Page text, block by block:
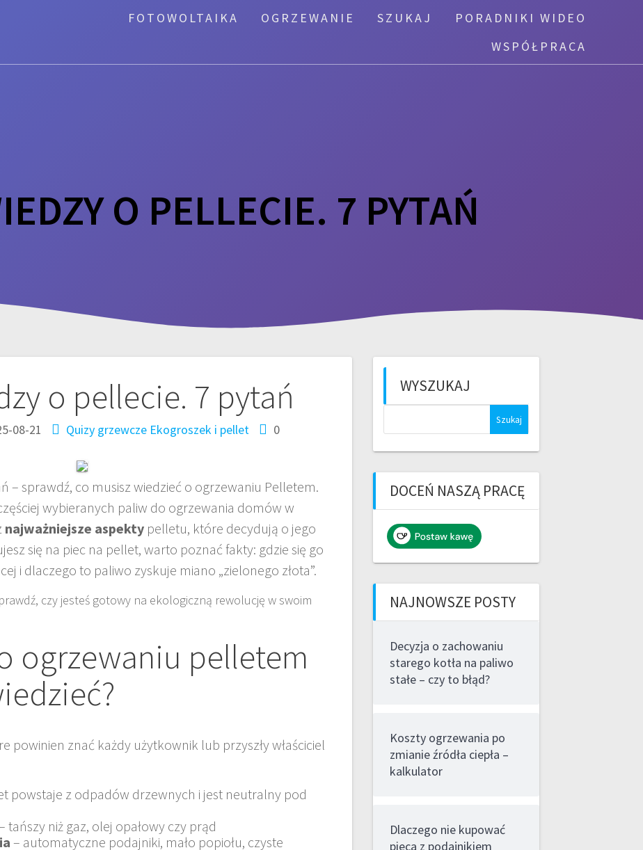
FOTOWOLTAIKA OGRZEWANIE SZUKAJ
PORADNIKI WIDEO
WSPÓŁPRACA
O PELLECIE. 7 PYTAŃ
o pellecie. 7 pytań
08-21 Quizy grzewcze Ekogroszek i pellet
0
– sprawdź, co musisz wiedzieć o ogrzewaniu Pelletem.
wybieranych paliw do ogrzewania domów w
najważniejsze aspekty pelletu, które decydują o jego
się na piec na pellet, warto poznać fakty: gdzie się go
i dlaczego to paliwo zyskuje miano „zielonego złota”.
czy jesteś gotowy na ekologiczną rewolucję w swoim
ogrzewaniu pelletem
powinien znać każdy użytkownik lub przyszły właściciel
powstaje z odpadów drzewnych i jest neutralny pod
tańszy niż gaz, olej opałowy czy prąd
– automatyczne podajniki, mało popiołu, czyste
WYSZUKAJ
DOCEŃ NASZĄ PRACĘ
NAJNOWSZE POSTY
Decyzja o zachowaniu
starego kotła na paliwo
stałe – czy to błąd?
Koszty ogrzewania po
zmianie źródła ciepła –
kalkulator
Dlaczego nie kupować
pieca z podajnikiem